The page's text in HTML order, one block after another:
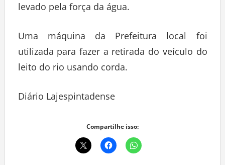
levado pela força da água.
Uma máquina da Prefeitura local foi
utilizada para fazer a retirada do veículo do
leito do rio usando corda.
Diário Lajespintadense
Compartilhe isso: